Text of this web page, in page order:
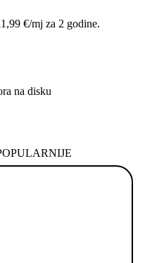
€/mj za 2 godine.
na disku